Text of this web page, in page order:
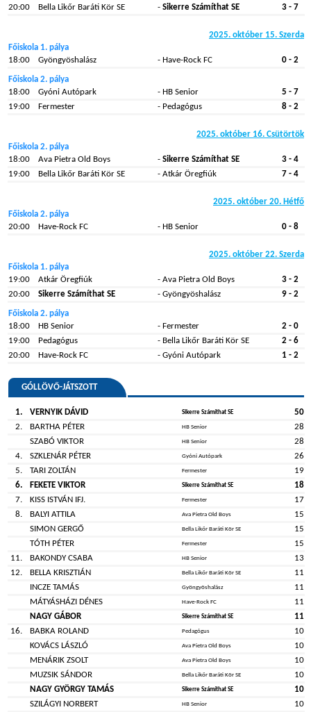
20:00
Bella Likőr Baráti Kör SE - Sikerre Számíthat SE 3 - 7
2025. október 15. Szerda
Főiskola 1. pálya
18:00
Gyöngyöshalász - Have-Rock FC 0 - 2
Főiskola 2. pálya
18:00
Gyóni Autópark - HB Senior
5 - 7
19:00
Fermester - Pedagógus 8 - 2
2025. október 16. Csütörtök
Főiskola 2. pálya
18:00
Ava Pietra Old Boys - Sikerre Számíthat SE
3 - 4
19:00
Bella Likőr Baráti Kör SE - Atkár Öregfiúk 7 - 4
2025. október 20. Hétfő
Főiskola 2. pálya
20:00
Have-Rock FC - HB Senior 0 - 8
2025. október 22. Szerda
Főiskola 1. pálya
19:00
Atkár Öregfiúk - Ava Pietra Old Boys
3 - 2
20:00
Sikerre Számíthat SE - Gyöngyöshalász 9 - 2
Főiskola 2. pálya
18:00
HB Senior - Fermester
2 - 0
19:00
Pedagógus - Bella Likőr Baráti Kör SE
2 - 6
20:00
Have-Rock FC - Gyóni Autópark 1 - 2
GÓLLÖVŐ-JÁTSZOTT
1. VERNYIK DÁVID Sikerre Számíthat SE
50
2.
BARTHA PÉTER HB Senior
28
SZABÓ VIKTOR
HB Senior
28
4.
SZKLENÁR PÉTER Gyóni Autópark
26
5.
TARI ZOLTÁN Fermester
19
6.
FEKETE VIKTOR Sikerre Számíthat SE
18
7.
KISS ISTVÁN IFJ. Fermester
17
8.
BALYI ATTILA Ava Pietra Old Boys
15
SIMON GERGŐ
Bella Likőr Baráti Kör SE
15
TÓTH PÉTER
Fermester
15
11.
BAKONDY CSABA HB Senior
13
12.
BELLA KRISZTIÁN Bella Likőr Baráti Kör SE
11
INCZE TAMÁS
Gyöngyöshalász
11
MÁTYÁSHÁZI DÉNES
Have-Rock FC
11
NAGY GÁBOR
Sikerre Számíthat SE
11
16.
BABKA ROLAND Pedagógus
10
KOVÁCS LÁSZLÓ
Ava Pietra Old Boys
10
MENÁRIK ZSOLT
Ava Pietra Old Boys
10
MUZSIK SÁNDOR
Bella Likőr Baráti Kör SE
10
NAGY GYÖRGY TAMÁS
Sikerre Számíthat SE
10
SZILÁGYI NORBERT
HB Senior 10